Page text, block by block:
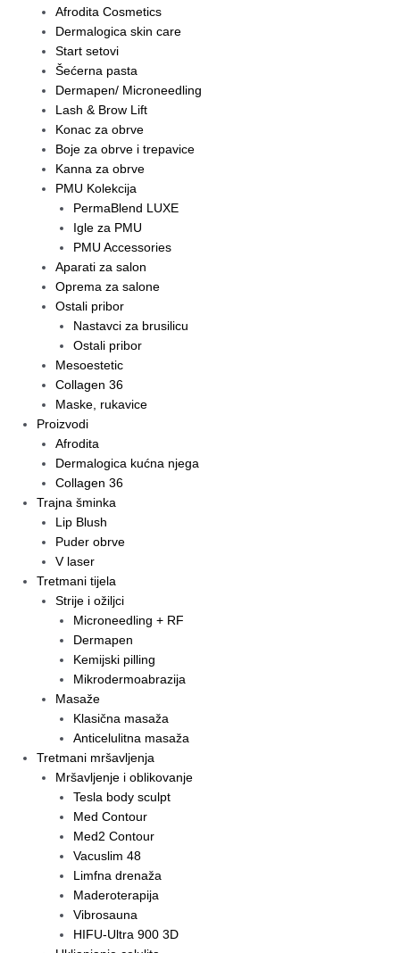
Afrodita Cosmetics
Dermalogica skin care
Start setovi
Šećerna pasta
Dermapen/ Microneedling
Lash & Brow Lift
Konac za obrve
Boje za obrve i trepavice
Kanna za obrve
PMU Kolekcija
PermaBlend LUXE
Igle za PMU
PMU Accessories
Aparati za salon
Oprema za salone
Ostali pribor
Nastavci za brusilicu
Ostali pribor
Mesoestetic
Collagen 36
Maske, rukavice
Proizvodi
Afrodita
Dermalogica kućna njega
Collagen 36
Trajna šminka
Lip Blush
Puder obrve
V laser
Tretmani tijela
Strije i ožiljci
Microneedling + RF
Dermapen
Kemijski pilling
Mikrodermoabrazija
Masaže
Klasična masaža
Anticelulitna masaža
Tretmani mršavljenja
Mršavljenje i oblikovanje
Tesla body sculpt
Med Contour
Med2 Contour
Vacuslim 48
Limfna drenaža
Maderoterapija
Vibrosauna
HIFU-Ultra 900 3D